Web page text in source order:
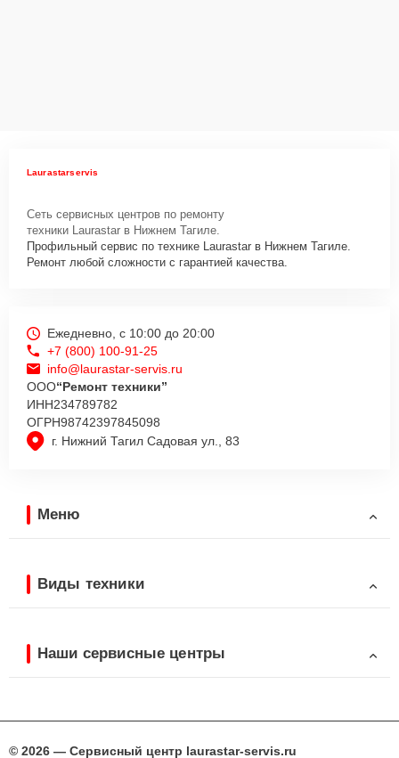
Laurastarservis
Сеть сервисных центров по ремонту
техники Laurastar в Нижнем Тагиле.
Профильный сервис по технике Laurastar в Нижнем Тагиле.
Ремонт любой сложности с гарантией качества.
г. Нижний Тагил Садовая ул., 83
Ежедневно, с 10:00 до 20:00
+7 (800) 100-91-25
info@laurastar-servis.ru
ООО“Ремонт техники”
ИНН234789782
ОГРН98742397845098
Меню
Виды техники
Наши сервисные центры
© 2026 — Сервисный центр laurastar-servis.ru